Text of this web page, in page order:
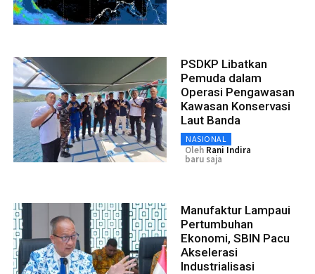
PSDKP Libatkan
Pemuda dalam
Operasi Pengawasan
Kawasan Konservasi
Laut Banda
NASIONAL
Oleh Rani Indira
baru saja
Manufaktur Lampaui
Pertumbuhan
Ekonomi, SBIN Pacu
Akselerasi
Industrialisasi